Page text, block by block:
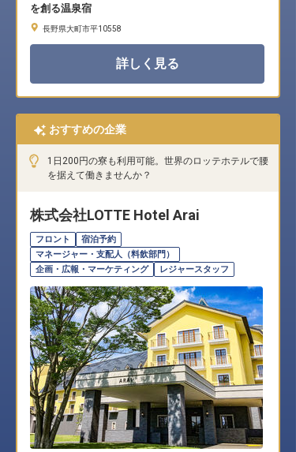
を創る温泉宿
長野県大町市平10558
詳しく見る
おすすめの企業
1日200円の寮も利用可能。世界のロッテホテルで腰
を据えて働きませんか？
株式会社LOTTE Hotel Arai
フロント
宿泊予約
マネージャー・支配人（料飲部門）
企画・広報・マーケティング
レジャースタッフ